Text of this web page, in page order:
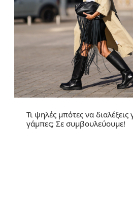
Τι ψηλές μπότες να διαλέξεις
γάμπες; Σε συμβουλεύουμε!